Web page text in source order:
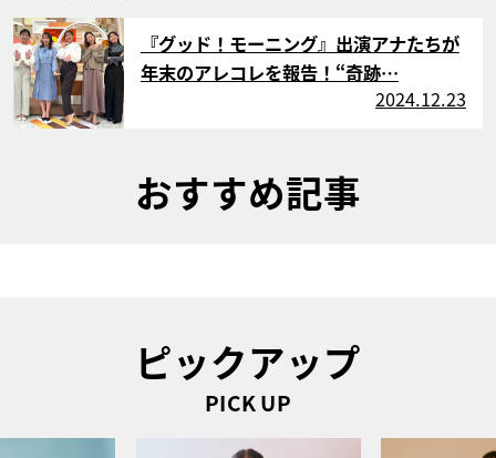
サムネイル
『グッド！モーニング』出演アナたちが
年末のアレコレを報告！“奇跡…
2024.12.23
おすすめ記事
ピックアップ
PICK UP